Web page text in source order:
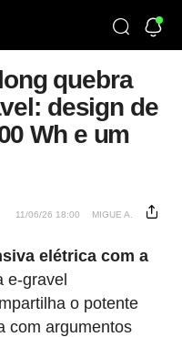
quebra
design de
Wh e um
11/06/26 18:00 MIGUE A.
elétrica com a
e-gravel
o potente
com argumentos